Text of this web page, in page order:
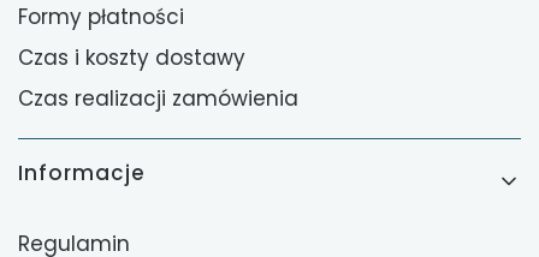
Formy płatności
Czas i koszty dostawy
Czas realizacji zamówienia
Informacje
Regulamin